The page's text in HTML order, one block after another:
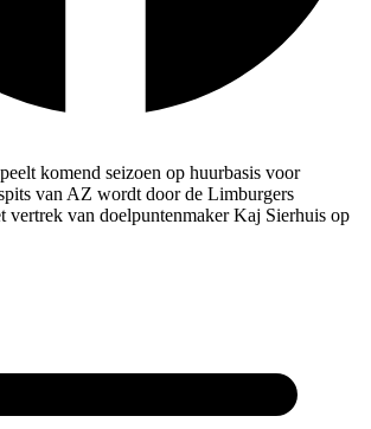
komend seizoen op huurbasis voor
van AZ wordt door de Limburgers
vertrek van doelpuntenmaker Kaj Sierhuis op